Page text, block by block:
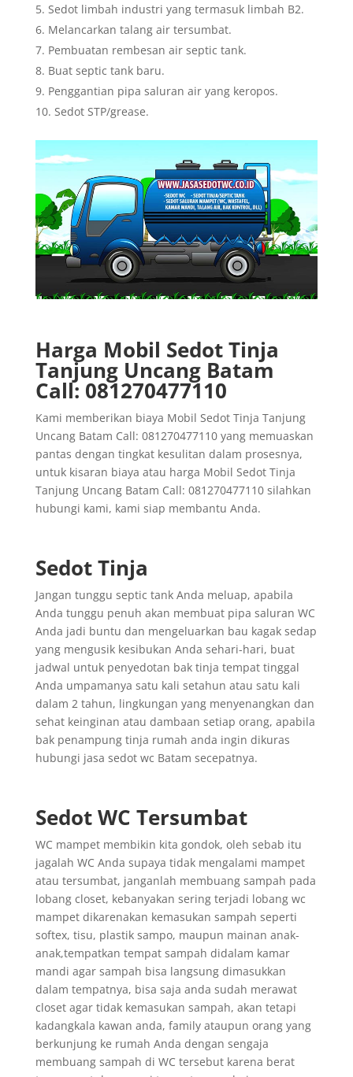
Sedot limbah industri yang termasuk limbah B2.
Melancarkan talang air tersumbat.
Pembuatan rembesan air septic tank.
Buat septic tank baru.
Penggantian pipa saluran air yang keropos.
Sedot STP/grease.
Harga Mobil Sedot Tinja
Tanjung Uncang Batam
Call: 081270477110
Kami memberikan biaya Mobil Sedot Tinja Tanjung
Uncang Batam Call: 081270477110 yang memuaskan
pantas dengan tingkat kesulitan dalam prosesnya,
untuk kisaran biaya atau harga Mobil Sedot Tinja
Tanjung Uncang Batam Call: 081270477110 silahkan
hubungi kami, kami siap membantu Anda.
Sedot Tinja
Jangan tunggu septic tank Anda meluap, apabila
Anda tunggu penuh akan membuat pipa saluran WC
Anda jadi buntu dan mengeluarkan bau kagak sedap
yang mengusik kesibukan Anda sehari-hari, buat
jadwal untuk penyedotan bak tinja tempat tinggal
Anda umpamanya satu kali setahun atau satu kali
dalam 2 tahun, lingkungan yang menyenangkan dan
sehat keinginan atau dambaan setiap orang, apabila
bak penampung tinja rumah anda ingin dikuras
hubungi jasa sedot wc Batam secepatnya.
Sedot WC Tersumbat
WC mampet membikin kita gondok, oleh sebab itu
jagalah WC Anda supaya tidak mengalami mampet
atau tersumbat, janganlah membuang sampah pada
lobang closet, kebanyakan sering terjadi lobang wc
mampet dikarenakan kemasukan sampah seperti
softex, tisu, plastik sampo, maupun mainan anak-
anak,tempatkan tempat sampah didalam kamar
mandi agar sampah bisa langsung dimasukkan
dalam tempatnya, bisa saja anda sudah merawat
closet agar tidak kemasukan sampah, akan tetapi
kadangkala kawan anda, family ataupun orang yang
berkunjung ke rumah Anda dengan sengaja
membuang sampah di WC tersebut karena berat